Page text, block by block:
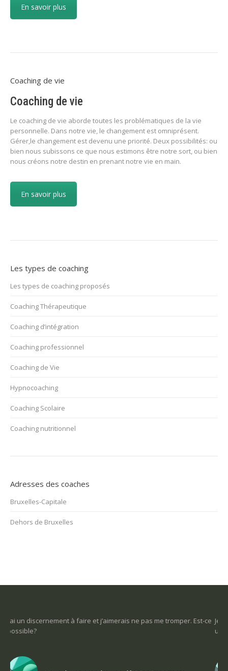
En savoir plus
Coaching de vie
Coaching de vie
Le coaching de vie aborde toutes les problématiques de la vie
personnelle. Dans notre vie, le changement est omniprésent.
Gérer,le changement est devenu une priorité. Deux possibilités: ou
bien nous subissons ce que nous estimons être notre sort, ou bien
nous créons notre destin en prenant notre vie en main.
En savoir plus
Les types de coaching
Les types de coaching proposés
Coaching Thérapeutique
Coaching d’intégration
Coaching professionnel
Coaching de Vie
Hypnocoaching
Coaching Scolaire
Coaching nutritionnel
Adresses des coaches
Bruxelles-Capitale
Dehors de Bruxelles
Je ne sais pas ce que je veux faire dans la vie : comment retrouver
un sens